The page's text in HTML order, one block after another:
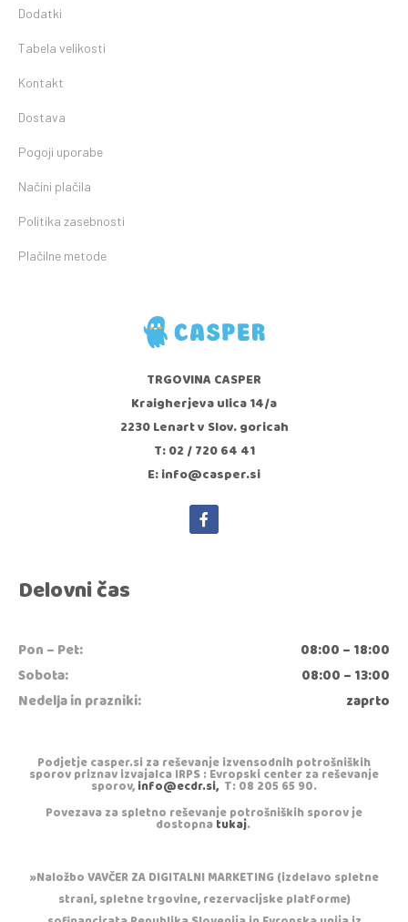
Dodatki
Tabela velikosti
Kontakt
Dostava
Pogoji uporabe
Načini plačila
Politika zasebnosti
Plačilne metode
TRGOVINA CASPER
Kraigherjeva ulica 14/a
2230 Lenart v Slov. goricah
T: 02 / 720 64 41
E: info@casper.si
Delovni čas
Pon – Pet:
08:00 – 18:00
Sobota:
08:00 – 13:00
Nedelja in prazniki:
zaprto
Podjetje casper.si za reševanje izvensodnih potrošniških
sporov priznav izvajalca IRPS : Evropski center za reševanje
sporov,info@ecdr.si, T: 08 205 65 90.
Povezava za spletno reševanje potrošniških sporov je
dostopnatukaj.
»Naložbo VAVČER ZA DIGITALNI MARKETING (izdelavo spletne
strani, spletne trgovine, rezervacijske platforme)